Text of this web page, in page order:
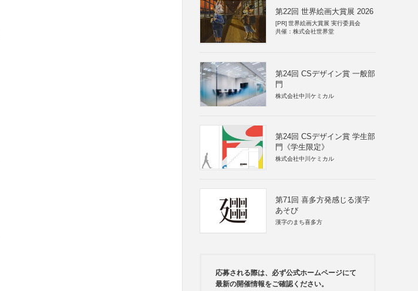
第22回 世界絵画大賞展 2026
[PR] 世界絵画大賞展 実行委員会
共催：株式会社世界堂
第24回 CSデザイン賞 一般部
門
株式会社中川ケミカル
第24回 CSデザイン賞 学生部
門《学生限定》
株式会社中川ケミカル
第71回 喜多方発感じる漢字
あそび
漢字のまち喜多方
応募される際は、必ず公式ホームページにて
最新の開催情報をご確認ください。